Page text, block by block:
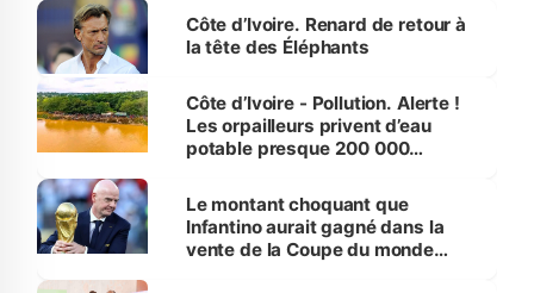
Côte d’Ivoire. Renard de retour à
la tête des Éléphants
Côte d’Ivoire - Pollution. Alerte !
Les orpailleurs privent d’eau
potable presque 200 000
Le montant choquant que
Infantino aurait gagné dans la
vente de la Coupe du monde